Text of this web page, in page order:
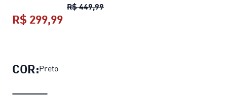
R$ 449,99Tênis CA Pro PUMA x HOT
R$ 299,99
COR:Preto